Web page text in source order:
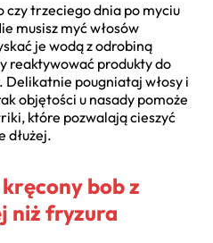
czy trzeciego dnia po myciu
musisz myć włosów
je wodą z odrobiną
reaktywować produkty do
pougniataj włosy i
objętości u nasady pomoże
które pozwalają cieszyć
dłużej.
bob z
niż fryzura